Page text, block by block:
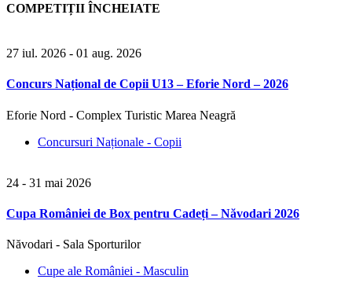
COMPETIȚII ÎNCHEIATE
27 iul. 2026 - 01 aug. 2026
Concurs Național de Copii U13 – Eforie Nord – 2026
Eforie Nord - Complex Turistic Marea Neagră
Concursuri Naționale - Copii
24 - 31 mai 2026
Cupa României de Box pentru Cadeți – Năvodari 2026
Năvodari - Sala Sporturilor
Cupe ale României - Masculin